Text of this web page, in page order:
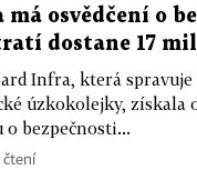
osvědčení o
dostane 17
Infra, která
úzkokolejky, získala
bezpečnosti...
čtení